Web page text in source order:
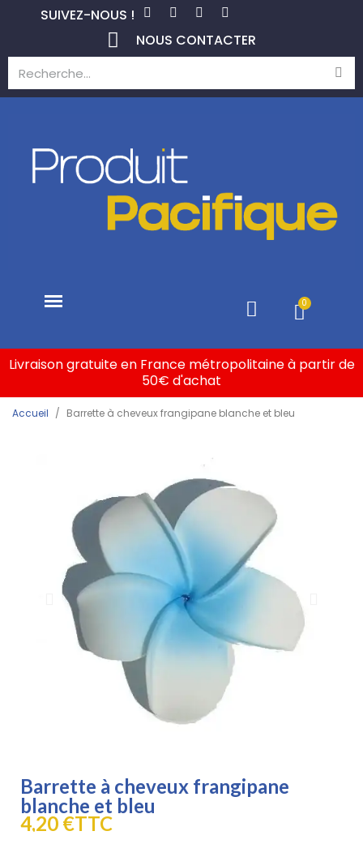
SUIVEZ-NOUS !
NOUS CONTACTER
Livraison gratuite en France métropolitaine à partir de
50€ d'achat
Accueil Barrette à cheveux frangipane blanche et bleu
Barrette à cheveux frangipane
blanche et bleu
4,20 €TTC